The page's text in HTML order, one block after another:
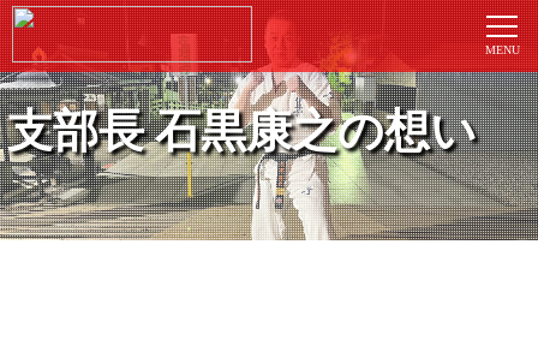
支部長 石黒康之の想い